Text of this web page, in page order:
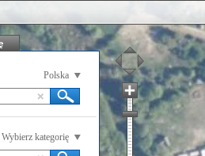
Polska
Wybierz kategorię